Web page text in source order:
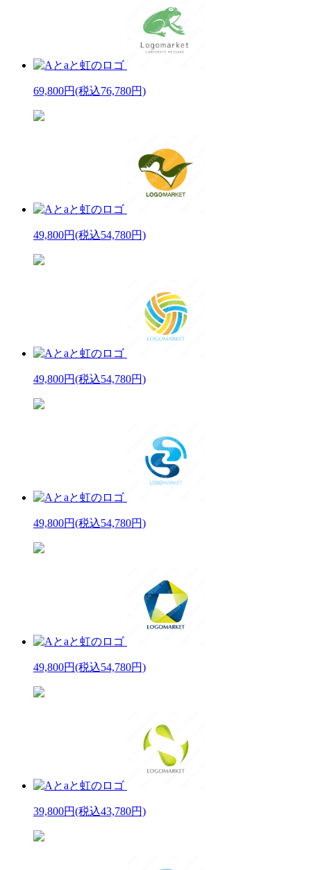
69,800円(税込76,780円)
49,800円(税込54,780円)
49,800円(税込54,780円)
49,800円(税込54,780円)
49,800円(税込54,780円)
39,800円(税込43,780円)